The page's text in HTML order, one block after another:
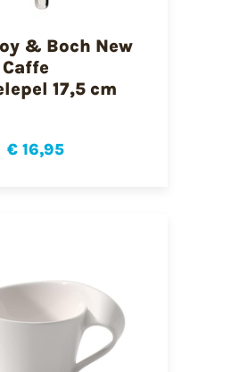
& Boch New
17,5 cm
€ 16,95